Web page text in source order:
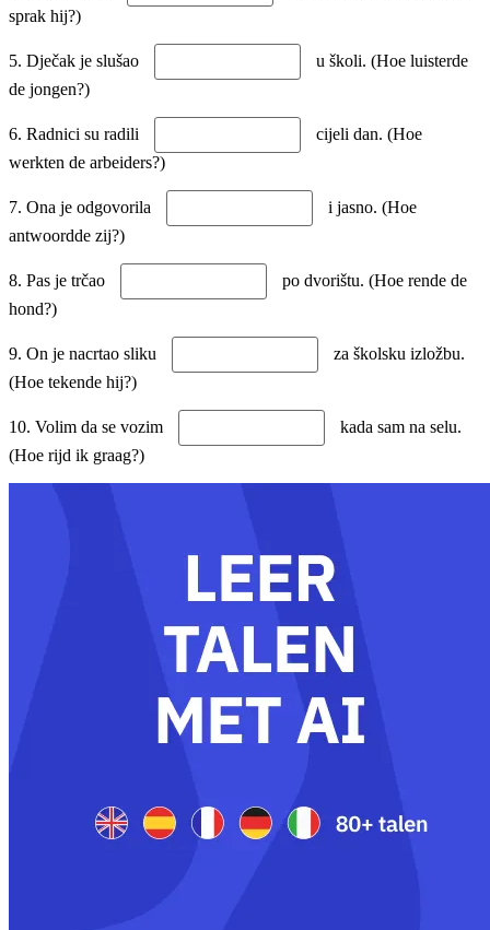
sprak hij?)
5. Dječak je slušao
u školi. (Hoe luisterde
de jongen?)
6. Radnici su radili
cijeli dan. (Hoe
werkten de arbeiders?)
7. Ona je odgovorila
i jasno. (Hoe
antwoordde zij?)
8. Pas je trčao
po dvorištu. (Hoe rende de
hond?)
9. On je nacrtao sliku
za školsku izložbu.
(Hoe tekende hij?)
10. Volim da se vozim
kada sam na selu.
(Hoe rijd ik graag?)